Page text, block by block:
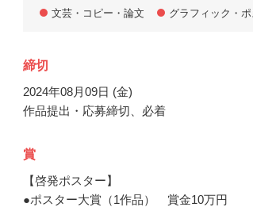
文芸・コピー・論文 グラフィック・
締切
2024年08月09日 (金)
作品提出・応募締切、必着
賞
【啓発ポスター】
●ポスター大賞（1作品） 賞金10万円